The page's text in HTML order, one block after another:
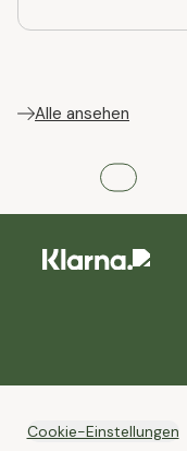
Alle ansehen
Cookie-Einstellungen